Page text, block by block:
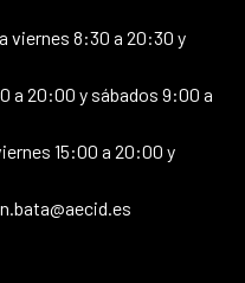
viernes 8:30 a 20:30 y
a 20:00 y sábados 9:00 a
15:00 a 20:00 y